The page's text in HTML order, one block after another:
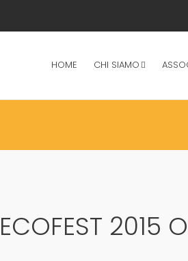
HOME CHI SIAMO
2015